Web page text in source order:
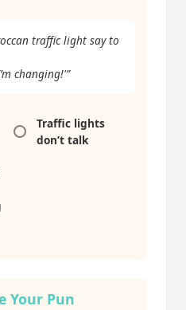
traffic light say to
changing!'”
Traffic lights
don’t talk
Your Pun